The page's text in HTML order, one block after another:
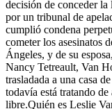
decisión de conceder
por un tribunal de
cumplió condena
cometer los asesinatos
Ángeles, y de su
Nancy Tetreault, Van
trasladada a una casa
todavía está tratando de
libre.Quién es Leslie